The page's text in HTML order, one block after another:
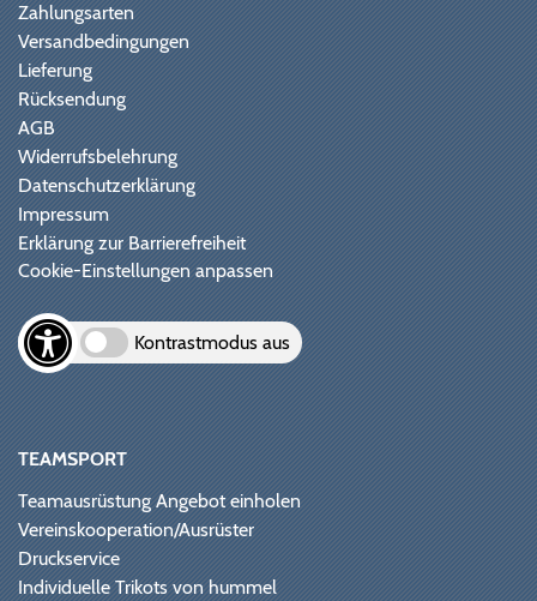
Zahlungsarten
Versandbedingungen
Lieferung
Rücksendung
AGB
Widerrufsbelehrung
Datenschutzerklärung
Impressum
Erklärung zur Barrierefreiheit
Cookie-Einstellungen anpassen
Kontrastmodus aus
TEAMSPORT
Teamausrüstung Angebot einholen
Vereinskooperation/Ausrüster
Druckservice
Individuelle Trikots von hummel